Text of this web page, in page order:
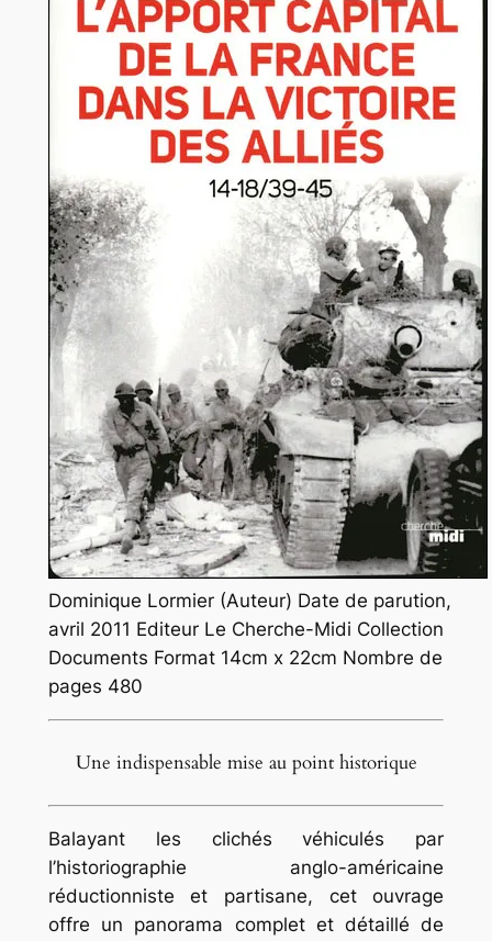
Dominique Lormier (Auteur) Date de parution,
avril 2011 Editeur Le Cherche-Midi Collection
Documents Format 14cm x 22cm Nombre de
pages 480
Une indispensable mise au point historique
Balayant les clichés véhiculés par
l’historiographie anglo-américaine
réductionniste et partisane, cet ouvrage
offre un panorama complet et détaillé de